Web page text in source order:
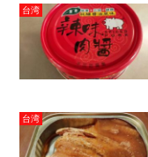
台湾
台湾